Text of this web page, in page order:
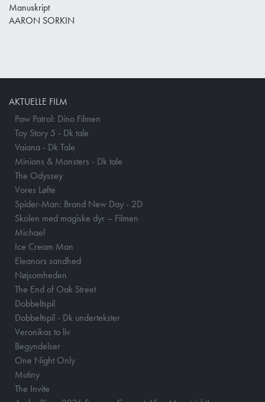
Manuskript
AARON SORKIN
AKTUELLE FILM
Paw Patrol: Dino Filmen
Toy Story 5 - Dk tale
Vaiana - Dk Tale
Minions & Monsters - Dk tale
The Odyssey
Vores Løfte
Spider-Man: Brand New Day - 2D
Skolen med magiske dyr – Filmen
Michael
Ice Cream Man
Eleanors sandhed
Nøjsomheden
The End of Oak Street
Dobbeltspil
Dobbeltspil - Dk undertekster
Veronikas to liv
Begyndelser
One Night Only
Mutiny
The Invite